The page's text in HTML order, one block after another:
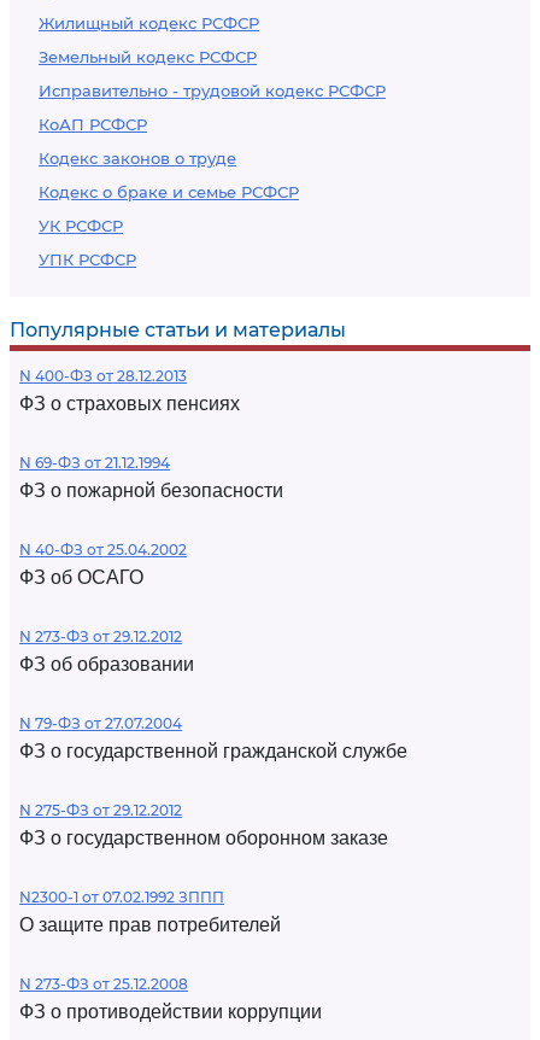
Жилищный кодекс РСФСР
Земельный кодекс РСФСР
Исправительно - трудовой кодекс РСФСР
КоАП РСФСР
Кодекс законов о труде
Кодекс о браке и семье РСФСР
УК РСФСР
УПК РСФСР
Популярные статьи и материалы
N 400-ФЗ от 28.12.2013
ФЗ о страховых пенсиях
N 69-ФЗ от 21.12.1994
ФЗ о пожарной безопасности
N 40-ФЗ от 25.04.2002
ФЗ об ОСАГО
N 273-ФЗ от 29.12.2012
ФЗ об образовании
N 79-ФЗ от 27.07.2004
ФЗ о государственной гражданской службе
N 275-ФЗ от 29.12.2012
ФЗ о государственном оборонном заказе
N2300-1 от 07.02.1992 ЗППП
О защите прав потребителей
N 273-ФЗ от 25.12.2008
ФЗ о противодействии коррупции